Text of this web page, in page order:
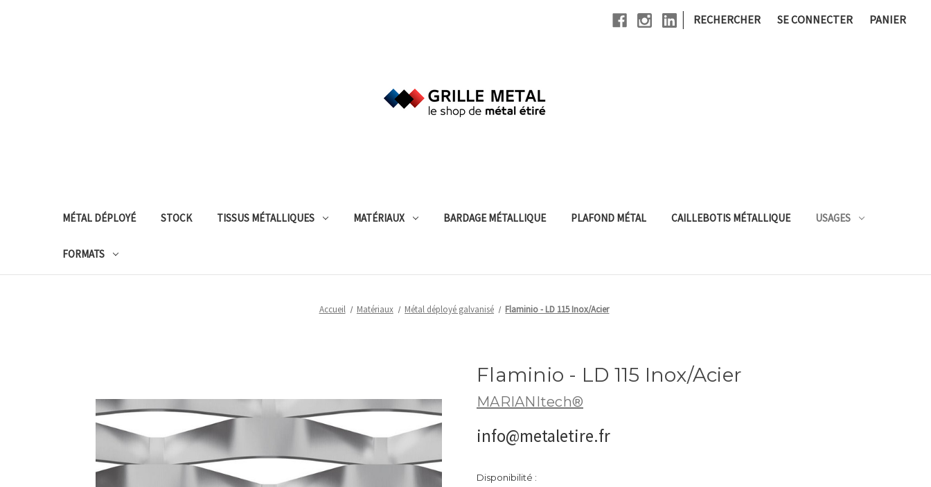
| RECHERCHER SE CONNECTER PANIER
MÉTAL DÉPLOYÉ STOCK TISSUS MÉTALLIQUES MATÉRIAUX BARDAGE MÉTALLIQUE PLAFOND MÉTAL CAILLEBOTIS MÉTALLIQUE USAGES
FORMATS
Accueil Matériaux Métal déployé galvanisé Flaminio - LD 115 Inox/Acier
Flaminio - LD 115 Inox/Acier
MARIANItech®
info@metaletire.fr
Disponibilité :